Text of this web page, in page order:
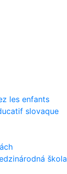
les enfants
slovaque